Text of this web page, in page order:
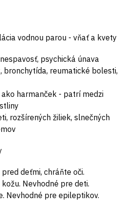
vodnou parou - vňať a kvety
psychická únava
bronchytída, reumatické bolesti,
harmanček - patrí medzi
rozšírených žiliek, slnečných
deťmi, chráňte oči.
Nevhodné pre deti.
Nevhodné pre epileptikov.